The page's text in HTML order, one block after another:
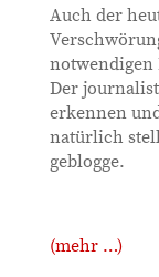
Auch der
Der
erkennen
natürlich
geblogge.
(mehr …)